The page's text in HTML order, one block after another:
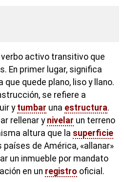
verbo activo transitivo que
En primer lugar, significa
que quede plano, liso y llano.
se refiere a
y tumbar una estructura.
rellenar y nivelar un terreno
altura que la superficie
países de América, «allanar»
un inmueble por mandato
en un registro oficial.